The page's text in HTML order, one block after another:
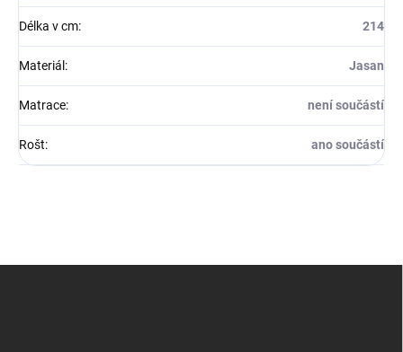
Délka v cm: 214
Materiál : Jasan
Matrace: není součástí
Rošt: ano součástí